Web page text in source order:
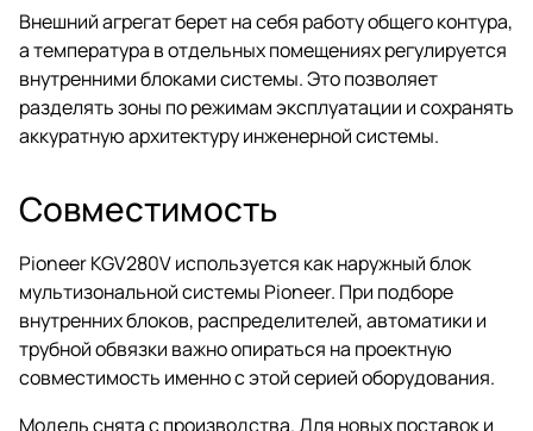
Внешний агрегат берет на себя работу общего контура,
а температура в отдельных помещениях регулируется
внутренними блоками системы. Это позволяет
разделять зоны по режимам эксплуатации и сохранять
аккуратную архитектуру инженерной системы.
Совместимость
Pioneer KGV280V используется как наружный блок
мультизональной системы Pioneer. При подборе
внутренних блоков, распределителей, автоматики и
трубной обвязки важно опираться на проектную
совместимость именно с этой серией оборудования.
Модель снята с производства. Для новых поставок и